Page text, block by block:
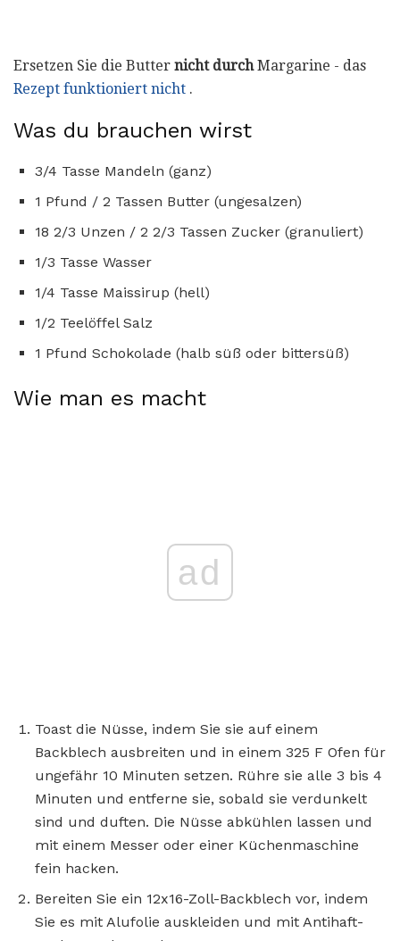
Ersetzen Sie die Butter nicht durchMargarine - das
Rezept funktioniert nicht .
Was du brauchen wirst
3/4 Tasse Mandeln (ganz)
1 Pfund / 2 Tassen Butter (ungesalzen)
18 2/3 Unzen / 2 2/3 Tassen Zucker (granuliert)
1/3 Tasse Wasser
1/4 Tasse Maissirup (hell)
1/2 Teelöffel Salz
1 Pfund Schokolade (halb süß oder bittersüß)
Wie man es macht
ad
Toast die Nüsse, indem Sie sie auf einem
Backblech ausbreiten und in einem 325 F Ofen für
ungefähr 10 Minuten setzen. Rühre sie alle 3 bis 4
Minuten und entferne sie, sobald sie verdunkelt
sind und duften. Die Nüsse abkühlen lassen und
mit einem Messer oder einer Küchenmaschine
fein hacken.
Bereiten Sie ein 12x16-Zoll-Backblech vor, indem
Sie es mit Alufolie auskleiden und mit Antihaft-